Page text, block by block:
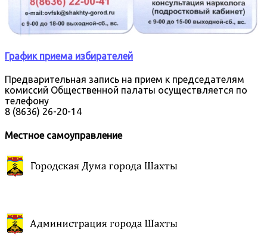
График приема избирателей
Предварительная запись на прием к председателям
комиссий Общественной палаты осуществляется по
телефону
8 (8636) 26-20-14
Местное самоуправление